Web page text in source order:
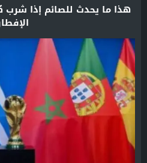
هذا ما يحدث للصائم إذا شرب